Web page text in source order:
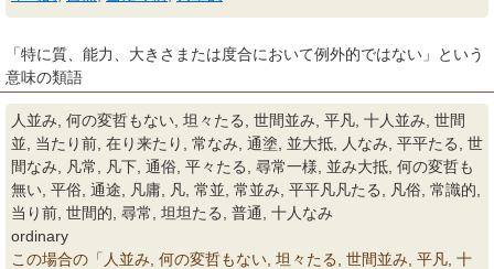
「特に質、能力、大きさまたは度合において例外的ではない」という
意味の類語
人並み, 何の変哲もない, 坦々たる, 世間並み, 平凡, 十人並み, 世間
並, 当たり前, 在り来たり, 常なみ, 通塗, 並大抵, 人なみ, 平平たる, 世
間なみ, 凡常, 凡下, 通俗, 平々たる, 尋常一様, 並み大抵, 何の変哲も
無い, 平俗, 通途, 凡庸, 凡, 常並, 常並み, 平平凡凡たる, 凡俗, 常識的,
当り前, 世間的, 尋常, 坦坦たる, 普通, 十人なみ
ordinary
この場合の「人並み, 何の変哲もない, 坦々たる, 世間並み, 平凡, 十